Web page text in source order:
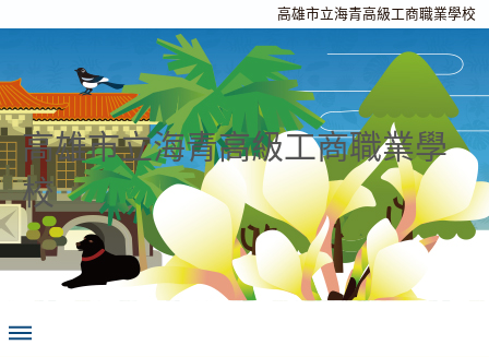
高雄市立海青高級工商職業學校
高雄市立海青高級工商職業學
校